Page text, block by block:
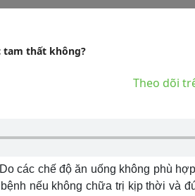
tam thất không?
Theo dõi
các chế độ ăn uống không phù
nếu không chữa trị kịp thời và